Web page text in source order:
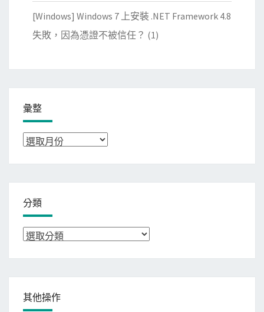
[Windows] Windows 7 上安裝 .NET Framework 4.8
失敗，因為憑證不被信任？ (1)
彙整
彙
分類
分
其他操作